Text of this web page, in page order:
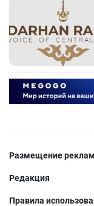
Размещение
Редакция
Правила